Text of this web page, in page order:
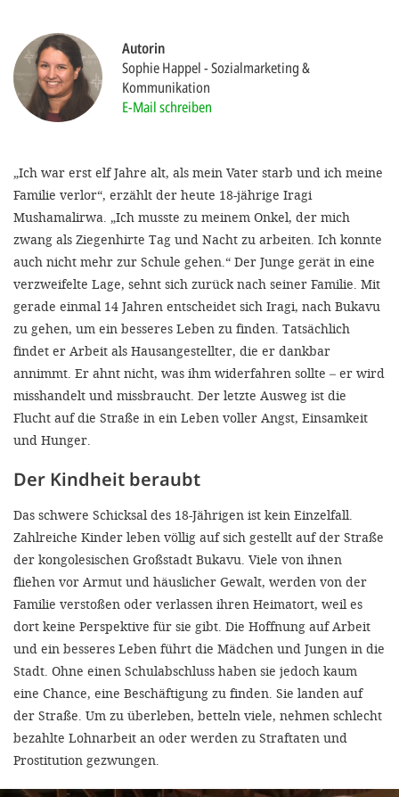
Autorin
Sophie Happel Sozialmarketing &
Kommunikation
E-Mail schreiben
„Ich war erst elf Jahre alt, als mein Vater starb und ich meine
Familie verlor“, erzählt der heute 18-jährige Iragi
Mushamalirwa. „Ich musste zu meinem Onkel, der mich
zwang als Ziegenhirte Tag und Nacht zu arbeiten. Ich konnte
auch nicht mehr zur Schule gehen.“ Der Junge gerät in eine
verzweifelte Lage, sehnt sich zurück nach seiner Familie. Mit
gerade einmal 14 Jahren entscheidet sich Iragi, nach Bukavu
zu gehen, um ein besseres Leben zu finden. Tatsächlich
findet er Arbeit als Hausangestellter, die er dankbar
annimmt. Er ahnt nicht, was ihm widerfahren sollte – er wird
misshandelt und missbraucht. Der letzte Ausweg ist die
Flucht auf die Straße in ein Leben voller Angst, Einsamkeit
und Hunger.
Der Kindheit beraubt
Das schwere Schicksal des 18-Jährigen ist kein Einzelfall.
Zahlreiche Kinder leben völlig auf sich gestellt auf der Straße
der kongolesischen Großstadt Bukavu. Viele von ihnen
fliehen vor Armut und häuslicher Gewalt, werden von der
Familie verstoßen oder verlassen ihren Heimatort, weil es
dort keine Perspektive für sie gibt. Die Hoffnung auf Arbeit
und ein besseres Leben führt die Mädchen und Jungen in die
Stadt. Ohne einen Schulabschluss haben sie jedoch kaum
eine Chance, eine Beschäftigung zu finden. Sie landen auf
der Straße. Um zu überleben, betteln viele, nehmen schlecht
bezahlte Lohnarbeit an oder werden zu Straftaten und
Prostitution gezwungen.